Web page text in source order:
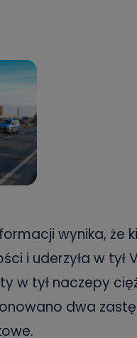
wynika, że
i uderzyła w tył
w tył naczepy
dwa